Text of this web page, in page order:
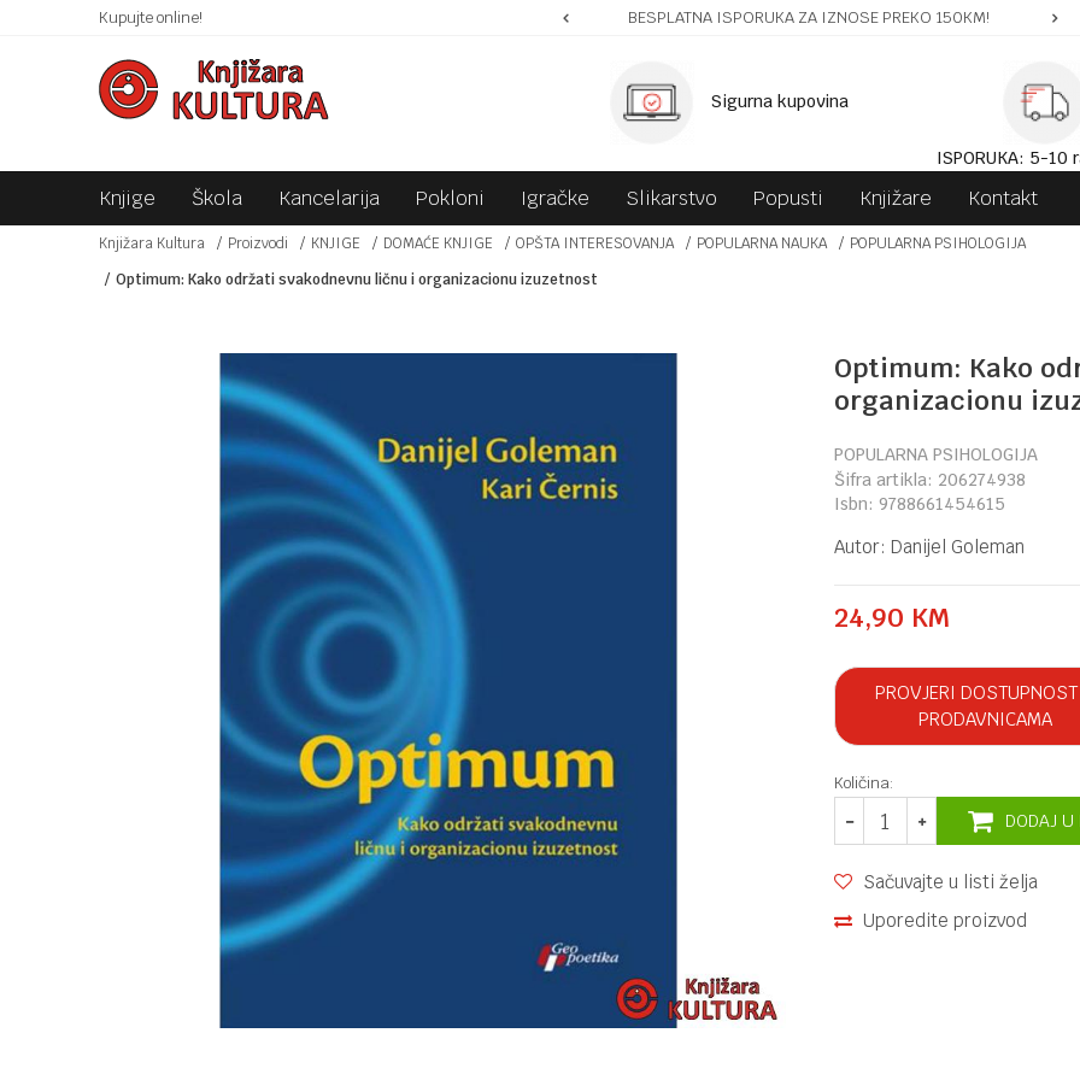
Kupujte online!SIGURNO PLAĆANJE PLATNIM KARTICAMA! BESPLATNA ISPORUKA ZA IZNOSE PREKO 150KM!
Sigurna kupovina
ISPORUKA: 5-10
Knjige Škola Kancelarija Pokloni Igračke Slikarstvo Popusti Knjižare Kontakt
Knjižara Kultura Proizvodi KNJIGE DOMAĆE KNJIGE OPŠTA INTERESOVANJA POPULARNA NAUKA
POPULARNA PSIHOLOGIJA
Optimum: Kako održati svakodnevnu ličnu i organizacionu izuzetnost
Optimum: Kako
organizacionu
POPULARNA PSIHOLOGIJA
Šifra artikla: 206274938
Isbn: 9788661454615
Autor: Danijel Goleman
24,90 KM
PROVJERI
PRODAVNICAMA
Količina:
DODAJ U
Sačuvajte u listi želja
Uporedite proizvod